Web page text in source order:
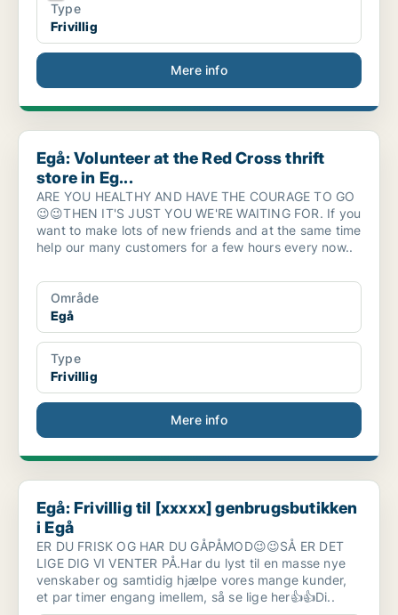
Type
Frivillig
Mere info
Egå: Volunteer at the Red Cross thrift store in Eg...
Egå: Volunteer at the Red Cross thrift
store in Eg...
ARE YOU HEALTHY AND HAVE THE COURAGE TO GO
😉😉THEN IT'S JUST YOU WE'RE WAITING FOR. If you
want to make lots of new friends and at the same time
help our many customers for a few hours every now..
Område
Egå
Type
Frivillig
Mere info
Egå: Frivillig til [xxxxx] genbrugsbutikken i Egå
Egå: Frivillig til [xxxxx] genbrugsbutikken
i Egå
ER DU FRISK OG HAR DU GÅPÅMOD😉😉SÅ ER DET
LIGE DIG VI VENTER PÅ.Har du lyst til en masse nye
venskaber og samtidig hjælpe vores mange kunder,
et par timer engang imellem, så se lige her👍👍Di..